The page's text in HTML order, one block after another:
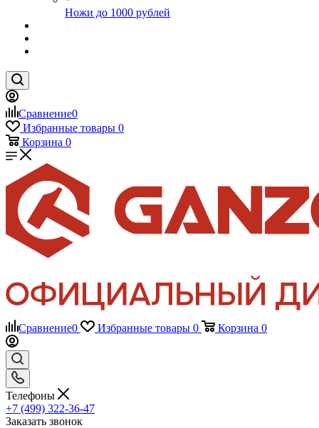
Ножи до 1000 рублей
Сравнение0
Избранные товары 0
Корзина 0
Сравнение0 Избранные товары 0 Корзина 0
Телефоны
+7 (499) 322-36-47
Заказать звонок